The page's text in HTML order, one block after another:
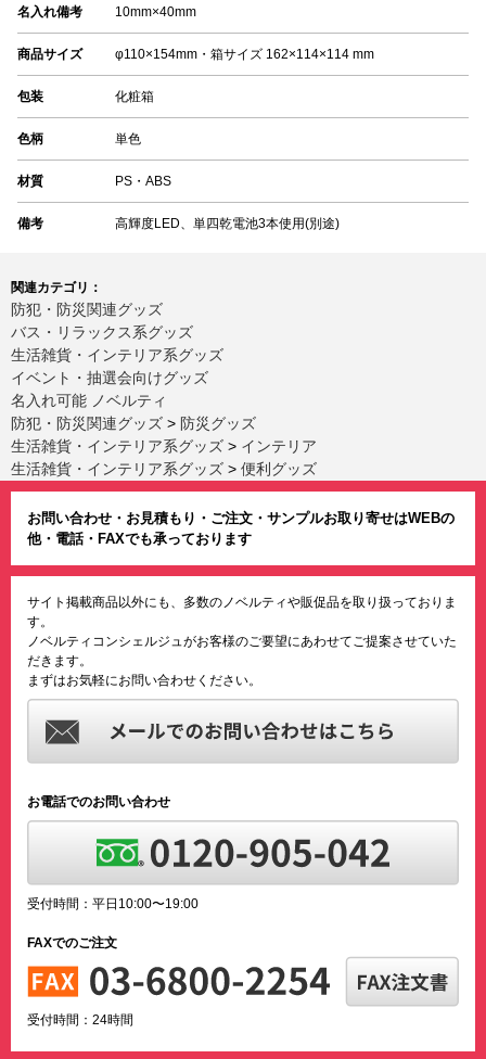
名入れ備考 10mm×40mm
商品サイズ φ110×154mm・箱サイズ 162×114×114 mm
包装 化粧箱
色柄 単色
材質 PS・ABS
備考 高輝度LED、単四乾電池3本使用(別途)
関連カテゴリ：
防犯・防災関連グッズ
バス・リラックス系グッズ
生活雑貨・インテリア系グッズ
イベント・抽選会向けグッズ
名入れ可能 ノベルティ
防犯・防災関連グッズ > 防災グッズ
生活雑貨・インテリア系グッズ > インテリア
生活雑貨・インテリア系グッズ > 便利グッズ
お問い合わせ・お見積もり・ご注文・サンプルお取り寄せはWEBの
他・電話・FAXでも承っております
サイト掲載商品以外にも、多数のノベルティや販促品を取り扱っておりま
す。
ノベルティコンシェルジュがお客様のご要望にあわせてご提案させていた
だきます。
まずはお気軽にお問い合わせください。
お電話でのお問い合わせ
受付時間：平日10:00〜19:00
FAXでのご注文
受付時間：24時間